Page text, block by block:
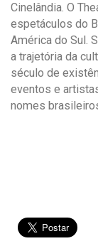
Cinelândia. O
espetáculos do
América do Sul.
a trajetória da
século de
eventos e
nomes